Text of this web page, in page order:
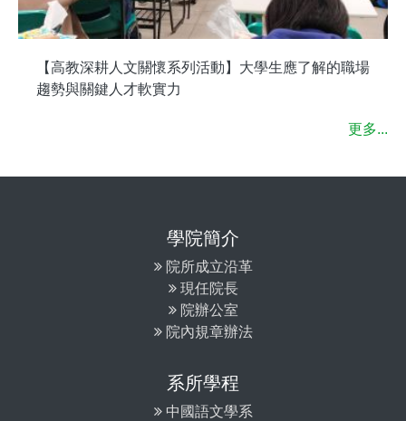
【高教深耕人文關懷系列活動】大學生應了解的職場
趨勢與關鍵人才軟實力
更多...
學院簡介
院所成立沿革
現任院長
院辦公室
院內規章辦法
系所學程
中國語文學系